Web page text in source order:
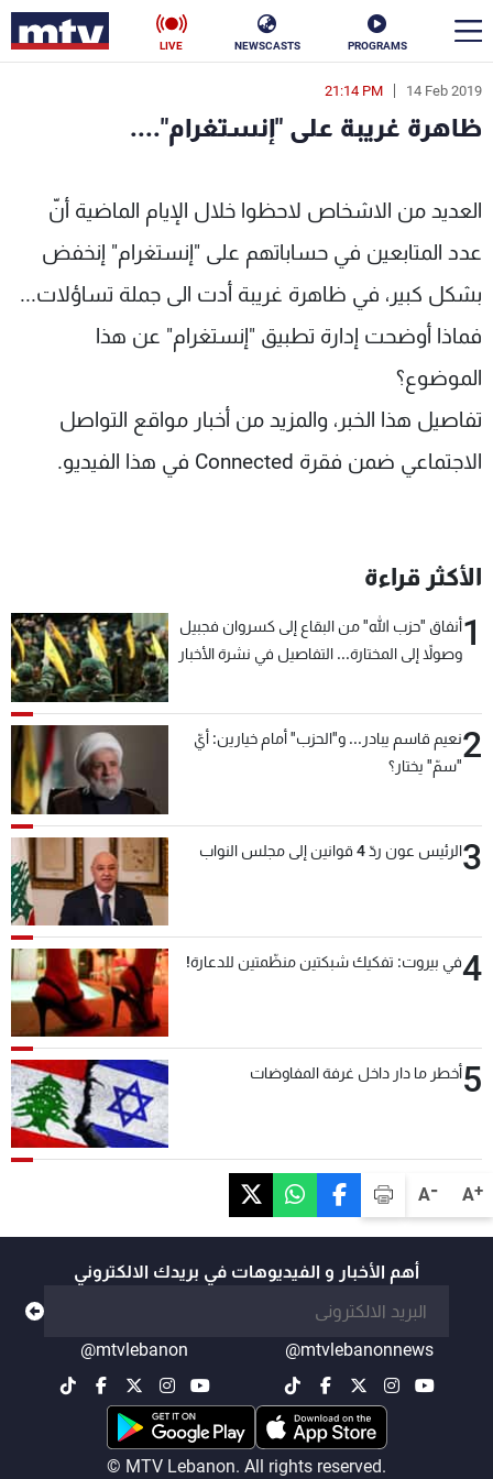
PROGRAMS
NEWSCASTS
LIVE
A+
A-
14 Feb 2019
21:14 PM
ظاهرة غريبة على "إنستغرام"....
العديد من الاشخاص لاحظوا خلال الإيام الماضية أنّ
عدد المتابعين في حساباتهم على "إنستغرام" إنخفض
بشكل كبير، في ظاهرة غريبة أدت الى جملة تساؤلات...
فماذا أوضحت إدارة تطبيق "إنستغرام" عن هذا
الموضوع؟
تفاصيل هذا الخبر، والمزيد من أخبار مواقع التواصل
الاجتماعي ضمن فقرة Connected في هذا الفيديو.
الأكثر قراءة
1أنفاق "حزب الله" من البقاع إلى كسروان فجبيل
وصولاً إلى المختارة... التفاصيل في نشرة الأخبار
2نعيم قاسم يبادر... و"الحزب" أمام خيارين: أيّ
"سمّ" يختار؟
3الرئيس عون ردّ 4 قوانين إلى مجلس النواب
4في بيروت: تفكيك شبكتين منظّمتين للدعارة!
5أخطر ما دار داخل غرفة المفاوضات
أهم الأخبار و الفيديوهات في بريدك الالكتروني
@mtvlebanonnews
@mtvlebanon
© MTV Lebanon. All rights reserved.
en
الأخبار
سياسة ناس
إقتصاد فن
منوعات رياضة
كأس العالم
البرامج
عن MTV
الإنـتـاج
لاعلاناتكم
وظائف
شروط الإسـتخدام
سياسة الخصوصية